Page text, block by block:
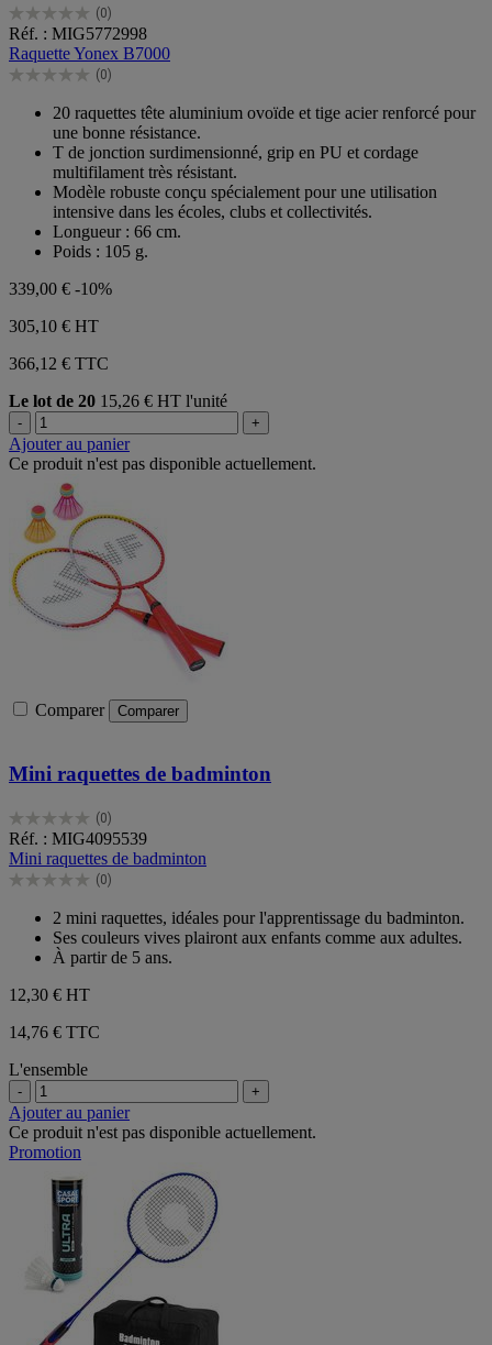
(0)
0.0
sur
5
étoiles.
Réf. : MIG5772998
Raquette Yonex B7000
(0)
0.0
étoiles.
20 raquettes tête aluminium ovoïde et tige acier renforcé pour
une bonne résistance.
T de jonction surdimensionné, grip en PU et cordage
multifilament très résistant.
Modèle robuste conçu spécialement pour une utilisation
intensive dans les écoles, clubs et collectivités.
Longueur : 66 cm.
Poids : 105 g.
339,00 € -10%
305,10 € HT
366,12 € TTC
Le lot de 20 15,26 € HT l'unité
- +
Ajouter au panier
Ce produit n'est pas disponible actuellement.
Comparer Comparer
Mini raquettes de badminton
(0)
0.0
sur
5
étoiles.
Réf. : MIG4095539
Mini raquettes de badminton
(0)
0.0
étoiles.
2 mini raquettes, idéales pour l'apprentissage du badminton.
Ses couleurs vives plairont aux enfants comme aux adultes.
À partir de 5 ans.
12,30 € HT
14,76 € TTC
L'ensemble
- +
Ajouter au panier
Ce produit n'est pas disponible actuellement.
Promotion